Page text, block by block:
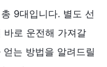
9대입니다. 별도 선
바로 운전해 가져갈
는 방법을 알려드릴